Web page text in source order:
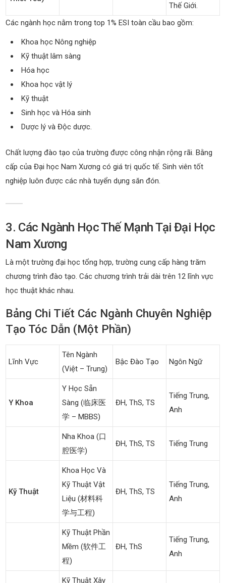
Thế Giới.
Các ngành học nằm trong top 1% ESI toàn cầu bao gồm:
Khoa học Nông nghiệp
Kỹ thuật lâm sàng
Hóa học
Khoa học vật lý
Kỹ thuật
Sinh học và Hóa sinh
Dược lý và Độc dược.
Chất lượng đào tạo của trường được công nhận rộng rãi. Bằng
cấp của Đại học Nam Xương có giá trị quốc tế. Sinh viên tốt
nghiệp luôn được các nhà tuyển dụng săn đón.
3. Các Ngành Học Thế Mạnh Tại Đại Học
Nam Xương
Là một trường đại học tổng hợp, trường cung cấp hàng trăm
chương trình đào tạo. Các chương trình trải dài trên 12 lĩnh vực
học thuật khác nhau.
Bảng Chi Tiết Các Ngành Chuyên Nghiệp
Tạo Tóc Dẫn (Một Phần)
Lĩnh Vực
Tên Ngành
(Việt – Trung)
Bậc Đào Tạo Ngôn Ngữ
Y Khoa
Y Học Sẵn
Sàng (临床医
学 – MBBS)
ĐH, ThS, TS
Tiếng Trung,
Anh
Nha Khoa (口
腔医学)
ĐH, ThS, TS Tiếng Trung
Kỹ Thuật
Khoa Học Và
Kỹ Thuật Vật
Liệu (材料科
学与工程)
ĐH, ThS, TS
Tiếng Trung,
Anh
Kỹ Thuật Phần
Mềm (软件工
程)
ĐH, ThS
Tiếng Trung,
Anh
Kỹ Thuật Xây